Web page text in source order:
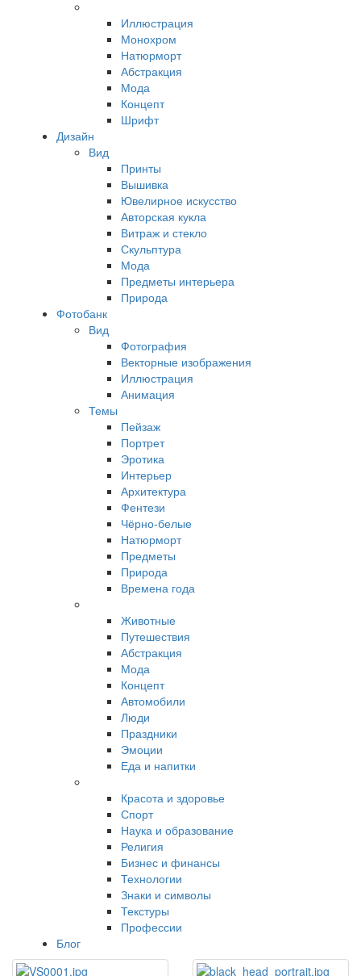
Иллюстрация
Монохром
Натюрморт
Абстракция
Мода
Концепт
Шрифт
Дизайн
Вид
Принты
Вышивка
Ювелирное искусство
Авторская кукла
Витраж и стекло
Скульптура
Мода
Предметы интерьера
Природа
Фотобанк
Вид
Фотография
Векторные изображения
Иллюстрация
Анимация
Темы
Пейзаж
Портрет
Эротика
Интерьер
Архитектура
Фентези
Чёрно-белые
Натюрморт
Предметы
Природа
Времена года
Животные
Путешествия
Абстракция
Мода
Концепт
Автомобили
Люди
Праздники
Эмоции
Еда и напитки
Красота и здоровье
Спорт
Наука и образование
Религия
Бизнес и финансы
Технологии
Знаки и символы
Текстуры
Профессии
Блог